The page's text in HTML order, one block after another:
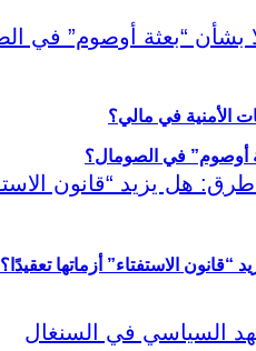
الأمنية في مالي؟
الاستفتاء” أزماتها تعقيدًا؟